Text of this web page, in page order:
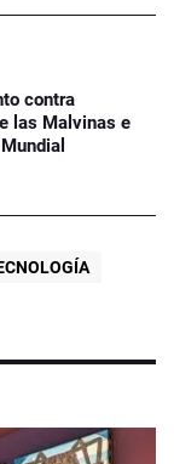
contra
las Malvinas e